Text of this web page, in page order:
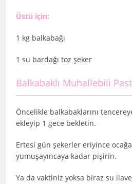
Üstü için:
1 kg balkabağı
1 su bardağı toz şeker
Balkabaklı Muhallebili
Öncelikle balkabaklarını
ekleyip 1 gece bekletin.
Ertesi gün şekerler eriyince
yumuşayıncaya kadar pişirin.
Ya da vaktiniz yoksa biraz su